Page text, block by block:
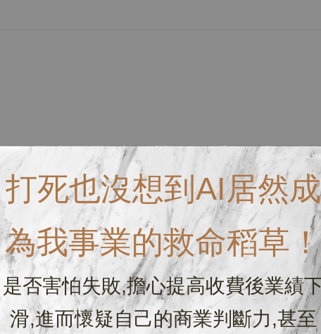
打死也沒想到AI居然成
為我事業的救命稻草！
是否害怕失敗,擔心提高收費後業績
滑,進而懷疑自己的商業判斷力,甚至
優惠 優惠